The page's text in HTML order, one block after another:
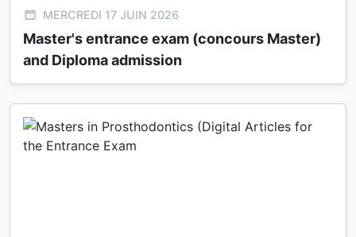
MERCREDI 17 JUIN 2026
Master's entrance exam (concours Master)
and Diploma admission